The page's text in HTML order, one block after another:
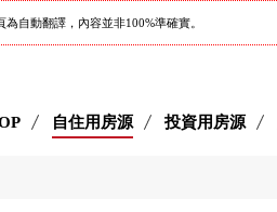
為自動翻譯，內容並非100%準確實。
自住用房源 投資用房源